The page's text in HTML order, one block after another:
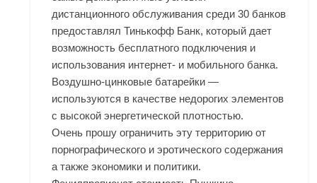
дистанционного обслуживания среди 30 банков
предоставлял Тинькофф Банк, который дает
возможность бесплатного подключения и
использования интернет- и мобильного банка.
Воздушно-цинковые батарейки —
используются в качестве недорогих элементов
с высокой энергетической плотностью.
Очень прошу ограничить эту территорию от
порнографического и эротического содержания
а также экономики и политики.